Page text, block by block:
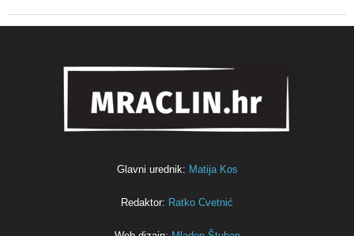
Glavni urednik: Matija Kos
Redaktor: Ratko Cvetnić